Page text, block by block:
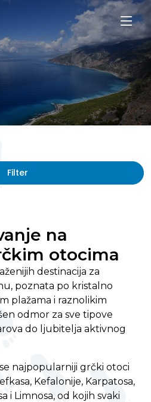
Filter
na
otocima
destinacija za
poznata po kristalno
plažama i raznolikim
odmor za sve tipove
do ljubitelja aktivnog
najpopularniji grčki otoci
Kefalonije, Karpatosa,
i Limnosa, od kojih svaki